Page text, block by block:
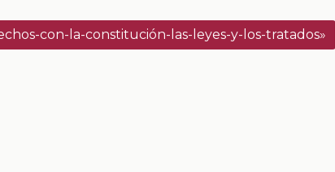
con-la-constitución-las-leyes-y-los-tratados»